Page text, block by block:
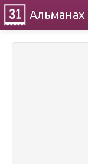
Альманах